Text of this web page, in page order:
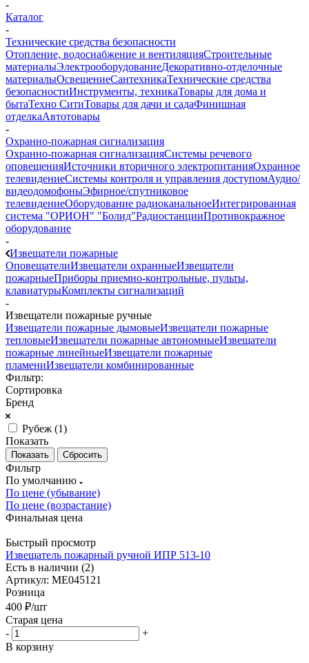
-
Каталог
-
Технические средства безопасности
Отопление, водоснабжение и вентиляцияСтроительные
материалыЭлектрооборудованиеДекоративно-отделочные
материалыОсвещениеСантехникаТехнические средства
безопасностиИнструменты, техникаТовары для дома и
бытаТехно СитиТовары для дачи и садаФинишная
отделкаАвтотовары
-
Охранно-пожарная сигнализация
Охранно-пожарная сигнализацияСистемы речевого
оповещенияИсточники вторичного электропитанияОхранное
телевидениеСистемы контроля и управления доступомАудио/
видеодомофоныЭфирное/спутниковое
телевидениеОборудование радиоканальноеИнтегрированная
система "ОРИОН" "Болид"РадиостанцииПротивокражное
оборудование
-
Извещатели пожарные
ОповещателиИзвещатели охранныеИзвещатели
пожарныеПриборы приемно-контрольные, пульты,
клавиатурыКомплекты сигнализаций
-
Извещатели пожарные ручные
Извещатели пожарные дымовыеИзвещатели пожарные
тепловыеИзвещатели пожарные автономныеИзвещатели
пожарные линейныеИзвещатели пожарные
пламениИзвещатели комбинированные
Фильтр:
Сортировка
Бренд
Рубеж (1)
Показать
Сбросить
Фильтр
По умолчанию
По цене (убывание)
По цене (возрастание)
Финальная цена
Быстрый просмотр
Извещатель пожарный ручной ИПР 513-10
Есть в наличии (2)
Артикул: МЕ045121
Розница
400 ₽/шт
Старая цена
-
+
В корзину